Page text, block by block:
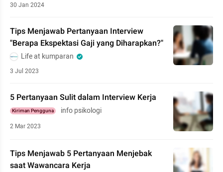
30 Jan 2024
Tips Menjawab Pertanyaan Interview
"Berapa Ekspektasi Gaji yang Diharapkan?"
Life at kumparan
3 Jul 2023
5 Pertanyaan Sulit dalam Interview Kerja
Kiriman Pengguna info psikologi
2 Mar 2023
Tips Menjawab 5 Pertanyaan Menjebak
saat Wawancara Kerja